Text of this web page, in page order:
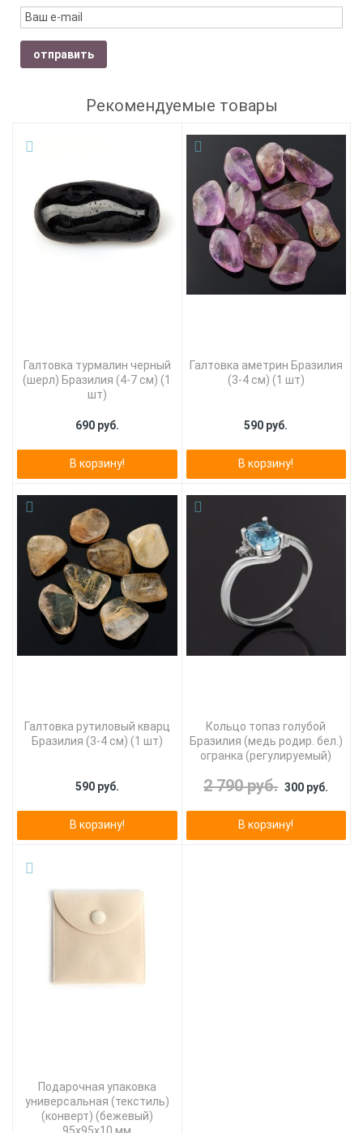
отправить
Рекомендуемые товары
Галтовка турмалин черный
(шерл) Бразилия (4-7 см) (1
шт)
690 руб.
В корзину!
Галтовка аметрин Бразилия
(3-4 см) (1 шт)
590 руб.
В корзину!
Галтовка рутиловый кварц
Бразилия (3-4 см) (1 шт)
590 руб.
В корзину!
Кольцо топаз голубой
Бразилия (медь родир. бел.)
огранка (регулируемый)
2 790 руб. 300 руб.
В корзину!
Подарочная упаковка
универсальная (текстиль)
(конверт) (бежевый)